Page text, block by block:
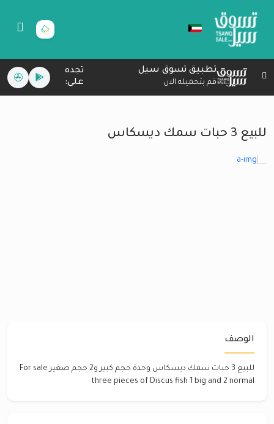
تطبيق تسوق سيل
قم بتحميله الان
تجده
على:
للبيع 3 حبات سمك ديسكاس
الوصف
للبيع 3 حبات سمك ديسكاس وحدة حجم كبير و2 حجم صغير For sale
three pieces of Discus fish 1 big and 2 normal